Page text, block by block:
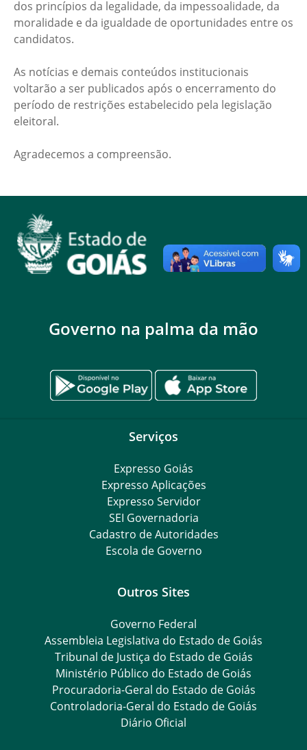
dos princípios da legalidade, da impessoalidade, da
moralidade e da igualdade de oportunidades entre os
candidatos.
As notícias e demais conteúdos institucionais
voltarão a ser publicados após o encerramento do
período de restrições estabelecido pela legislação
eleitoral.
Agradecemos a compreensão.
Governo na palma da mão
Serviços
Expresso Goiás
Expresso Aplicações
Expresso Servidor
SEI Governadoria
Cadastro de Autoridades
Escola de Governo
Outros Sites
Governo Federal
Assembleia Legislativa do Estado de Goiás
Tribunal de Justiça do Estado de Goiás
Ministério Público do Estado de Goiás
Procuradoria-Geral do Estado de Goiás
Controladoria-Geral do Estado de Goiás
Diário Oficial